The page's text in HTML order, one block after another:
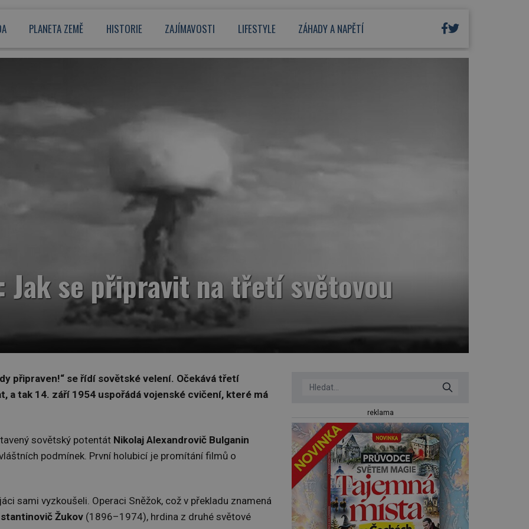
PLANETA ZEMĚ HISTORIE ZAJÍMAVOSTI LIFESTYLE ZÁHADY A NAPĚTÍ
Jak se připravit na třetí světovou
připraven!“ se řídí sovětské velení. Očekává třetí
a tak 14. září 1954 uspořádá vojenské cvičení, které má
sovětský potentát Nikolaj Alexandrovič Bulganin
podmínek. První holubicí je promítání filmů o
sami vyzkoušeli. Operaci Sněžok, což v překladu znamená
Žukov (1896–1974), hrdina z druhé světové
reklama